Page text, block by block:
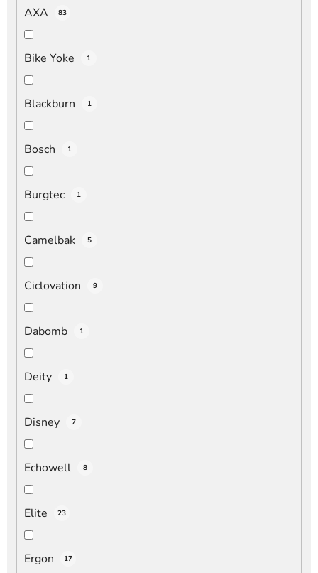
AXA 83
Bike Yoke 1
Blackburn 1
Bosch 1
Burgtec 1
Camelbak 5
Ciclovation 9
Dabomb 1
Deity 1
Disney 7
Echowell 8
Elite 23
Ergon 17